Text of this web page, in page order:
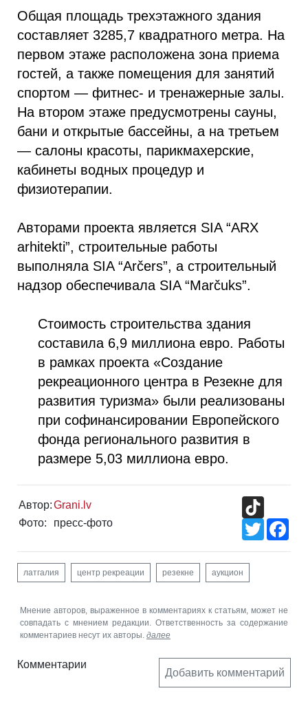
Общая площадь трехэтажного здания
составляет 3285,7 квадратного метра. На
первом этаже расположена зона приема
гостей, а также помещения для занятий
спортом — фитнес- и тренажерные залы.
На втором этаже предусмотрены сауны,
бани и открытые бассейны, а на третьем
— салоны красоты, парикмахерские,
кабинеты водных процедур и
физиотерапии.
Авторами проекта является SIA “ARX
arhitekti”, строительные работы
выполняла SIA “Arčers”, а строительный
надзор обеспечивала SIA “Marčuks”.
Стоимость строительства здания
составила 6,9 миллиона евро. Работы
в рамках проекта «Создание
рекреационного центра в Резекне для
развития туризма» были реализованы
при софинансировании Европейского
фонда регионального развития в
размере 5,03 миллиона евро.
Автор:Grani.lv
Фото:
пресс-фото
Twitter
латгалия центр рекреации резекне аукцион
Мнение авторов, выраженное в комментариях к статьям, может не
совпадать с мнением редакции. Ответственность за содержание
комментариев несут их авторы. далее
Комментарии
Добавить комментарий